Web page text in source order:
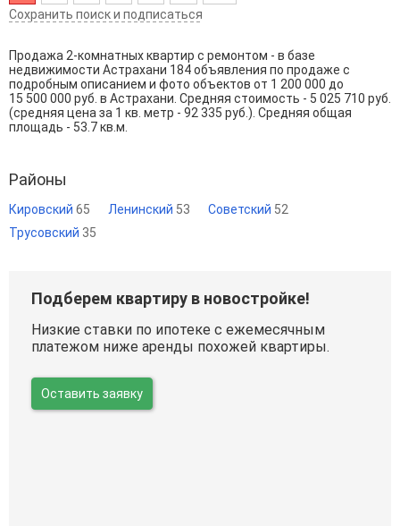
Сохранить поиск и подписаться
Продажа 2-комнатных квартир с ремонтом - в базе
недвижимости Астрахани 184 объявления по продаже с
подробным описанием и фото объектов от 1 200 000 до
15 500 000 руб. в Астрахани. Средняя стоимость - 5 025 710 руб.
(средняя цена за 1 кв. метр - 92 335 руб.). Средняя общая
площадь - 53.7 кв.м.
Районы
Кировский 65 Ленинский 53 Советский 52
Трусовский 35
Подберем квартиру в новостройке!
Низкие ставки по ипотеке с ежемесячным
платежом ниже аренды похожей квартиры.
Оставить заявку